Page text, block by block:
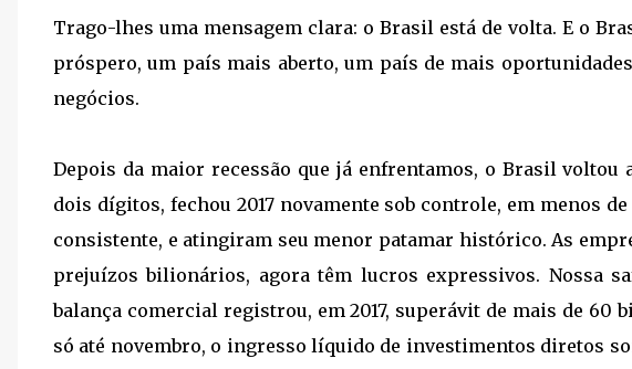
Trago-lhes uma mensagem clara: o Brasil está de volta. E o
próspero, um país mais aberto, um país de mais
negócios.
Depois da maior recessão que já enfrentamos, o Brasil voltou
dois dígitos, fechou 2017 novamente sob controle, em menos
consistente, e atingiram seu menor patamar histórico. As
prejuízos bilionários, agora têm lucros expressivos. Nossa
balança comercial registrou, em 2017, superávit de mais de 60
só até novembro, o ingresso líquido de investimentos diretos